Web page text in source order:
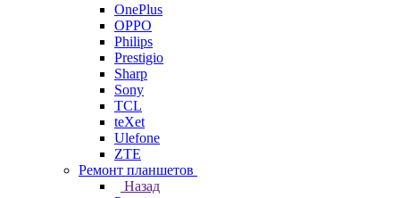
OnePlus
OPPO
Philips
Prestigio
Sharp
Sony
TCL
teXet
Ulefone
ZTE
Ремонт планшетов
Назад